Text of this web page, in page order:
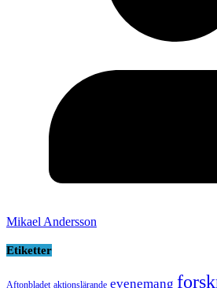
Mikael Andersson
Etiketter
Aftonbladet aktionslärande evenemang